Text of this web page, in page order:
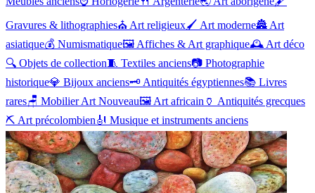
Gravures & lithographies⛪ Art religieux🖌️ Art moderne🏯 Art
asiatique💰 Numismatique🖼️ Affiches & Art graphique🕰️ Art déco
🔍 Objets de collection🧵 Textiles anciens📷 Photographie
historique💎 Bijoux anciens🗝️ Antiquités égyptiennes📚 Livres
rares🪑 Mobilier Art Nouveau🖼️ Art africain 🏺 Antiquités grecques
⛏️ Art précolombien🎻 Musique et instruments anciens